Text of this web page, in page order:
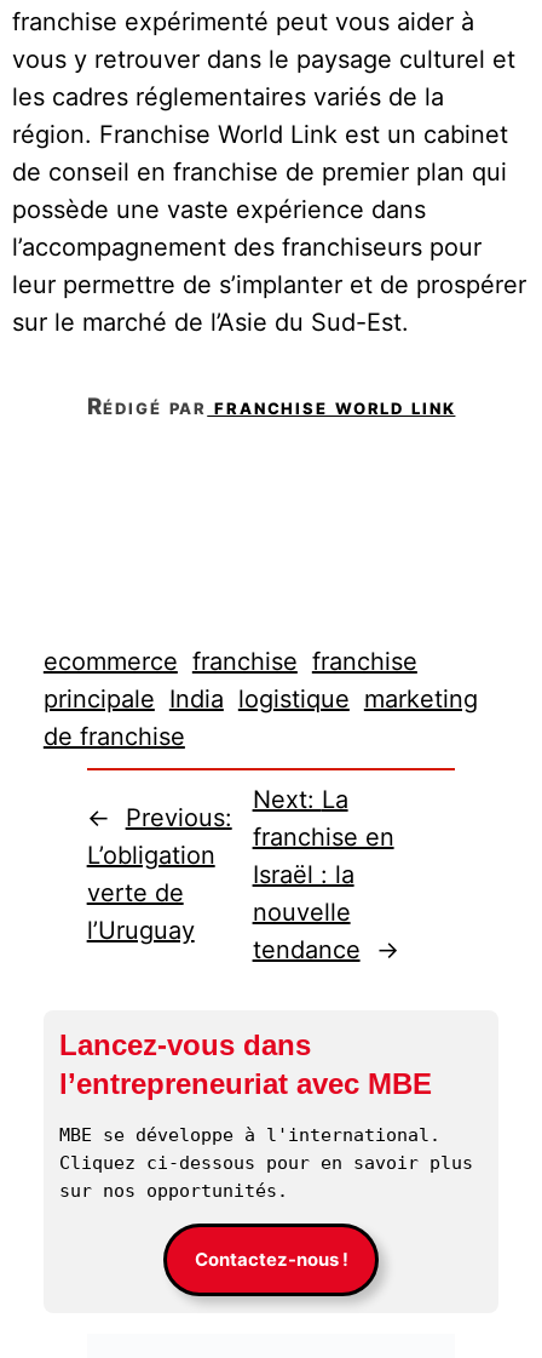
franchise expérimenté peut vous aider à
vous y retrouver dans le paysage culturel et
les cadres réglementaires variés de la
région. Franchise World Link est un cabinet
de conseil en franchise de premier plan qui
possède une vaste expérience dans
l’accompagnement des franchiseurs pour
leur permettre de s’implanter et de prospérer
sur le marché de l’Asie du Sud-Est.
rédigé par franchise world link
ecommerce franchise franchise
principale India logistique marketing
de franchise
←
Previous:
L’obligation
verte de
l’Uruguay
Next: La
franchise en
Israël : la
nouvelle
tendance
→
Lancez-vous dans
l’entrepreneuriat avec MBE
MBE se développe à l'international.
Cliquez ci-dessous pour en savoir plus
sur nos opportunités.
Contactez-nous !